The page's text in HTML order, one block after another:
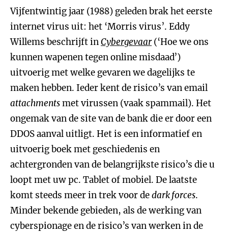
Vijfentwintig jaar (1988) geleden brak het eerste
internet virus uit: het ‘Morris virus’. Eddy
Willems beschrijft inCybergevaar(‘Hoe we ons
kunnen wapenen tegen online misdaad’)
uitvoerig met welke gevaren we dagelijks te
maken hebben. Ieder kent de risico’s van email
attachmentsmet virussen (vaak spammail). Het
ongemak van de site van de bank die er door een
DDOS aanval uitligt. Het is een informatief en
uitvoerig boek met geschiedenis en
achtergronden van de belangrijkste risico’s die u
loopt met uw pc. Tablet of mobiel. De laatste
komt steeds meer in trek voor dedark forces.
Minder bekende gebieden, als de werking van
cyberspionage en de risico’s van werken in de